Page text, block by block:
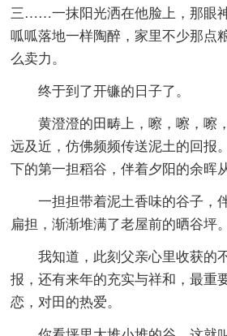
三……一抹阳光洒在他脸上，那眼
呱呱落地一样陶醉，家里不少那点
么卖力。
终于到了开镰的日子了。
黄澄澄的田畴上，嚓，嚓，
远及近，仿佛频频传送泥土的回报
下的第一担稻谷，伴着夕阳的余晖
一担担带着泥土香味的谷子，
扁担，渐渐堆满了老屋前的晒谷坪。
我知道，此刻父亲心里收获的
报，还有来年的充实与祥和，最重
恋，对田的热爱。